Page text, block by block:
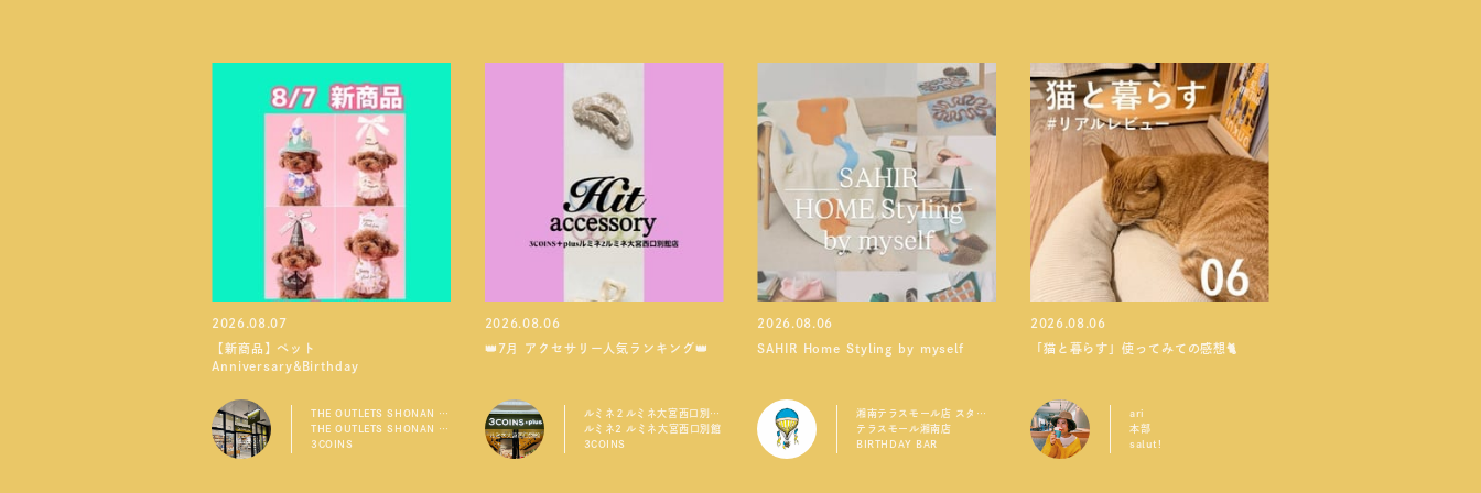
2026.08.07
【新商品】ペット
Anniversary&Birthday
THE OUTLETS SHONAN HIRATSUKA店
THE OUTLETS SHONAN HIRATSUKA
3COINS
2026.08.06
👑7月 アクセサリー人気ランキング👑
ルミネ２ルミネ大宮西口別館店
ルミネ2 ルミネ大宮西口別館
3COINS
2026.08.06
SAHIR Home Styling by myself
湘南テラスモール店 スタッフ
テラスモール湘南店
BIRTHDAY BAR
2026.08.06
「猫と暮らす」使ってみての感想🐈
ari
本部
salut!